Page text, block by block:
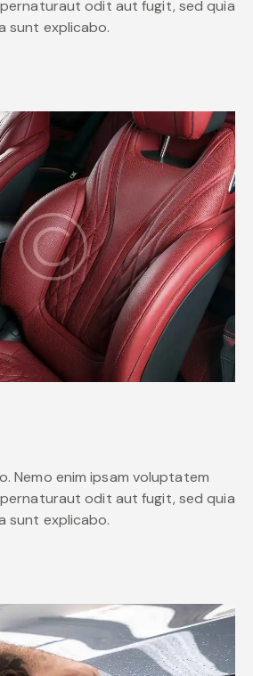
odit aut fugit, sed quia
sunt explicabo.
Nemo enim ipsam voluptatem
odit aut fugit, sed quia
sunt explicabo.